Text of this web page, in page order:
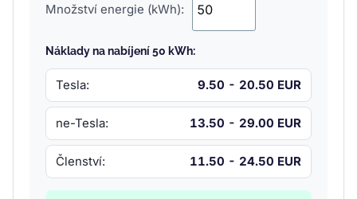
Množství energie (kWh):
Náklady na nabíjení 50 kWh:
Tesla: 9.50 - 20.50 EUR
ne-Tesla: 13.50 - 29.00 EUR
Členství: 11.50 - 24.50 EUR